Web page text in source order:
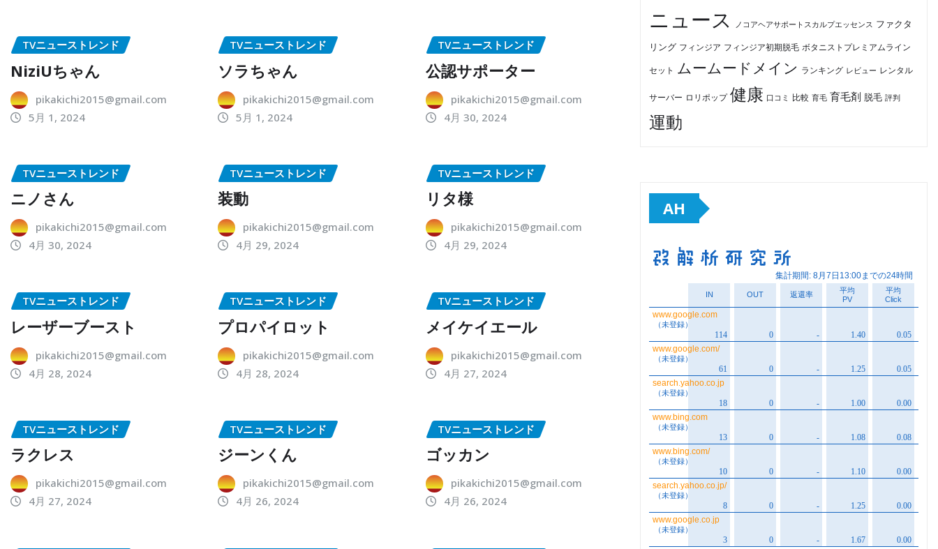
TVニューストレンド
NiziUちゃん
pikakichi2015@gmail.com
5月 1, 2024
TVニューストレンド
ソラちゃん
pikakichi2015@gmail.com
5月 1, 2024
TVニューストレンド
公認サポーター
pikakichi2015@gmail.com
4月 30, 2024
TVニューストレンド
ニノさん
pikakichi2015@gmail.com
4月 30, 2024
TVニューストレンド
装動
pikakichi2015@gmail.com
4月 29, 2024
TVニューストレンド
リタ様
pikakichi2015@gmail.com
4月 29, 2024
TVニューストレンド
レーザーブースト
pikakichi2015@gmail.com
4月 28, 2024
TVニューストレンド
プロパイロット
pikakichi2015@gmail.com
4月 28, 2024
TVニューストレンド
メイケイエール
pikakichi2015@gmail.com
4月 27, 2024
TVニューストレンド
ラクレス
pikakichi2015@gmail.com
4月 27, 2024
TVニューストレンド
ジーンくん
pikakichi2015@gmail.com
4月 26, 2024
TVニューストレンド
ゴッカン
pikakichi2015@gmail.com
4月 26, 2024
ニュース ノコアヘアサポートスカルプエッセンス ファクタ
リング フィンジア フィンジア初期脱毛 ボタニストプレミアムライン
セット ムームードメイン ランキング レビュー レンタル
サーバー ロリポップ 健康 口コミ 比較 育毛 育毛剤 脱毛 評判
運動
AH